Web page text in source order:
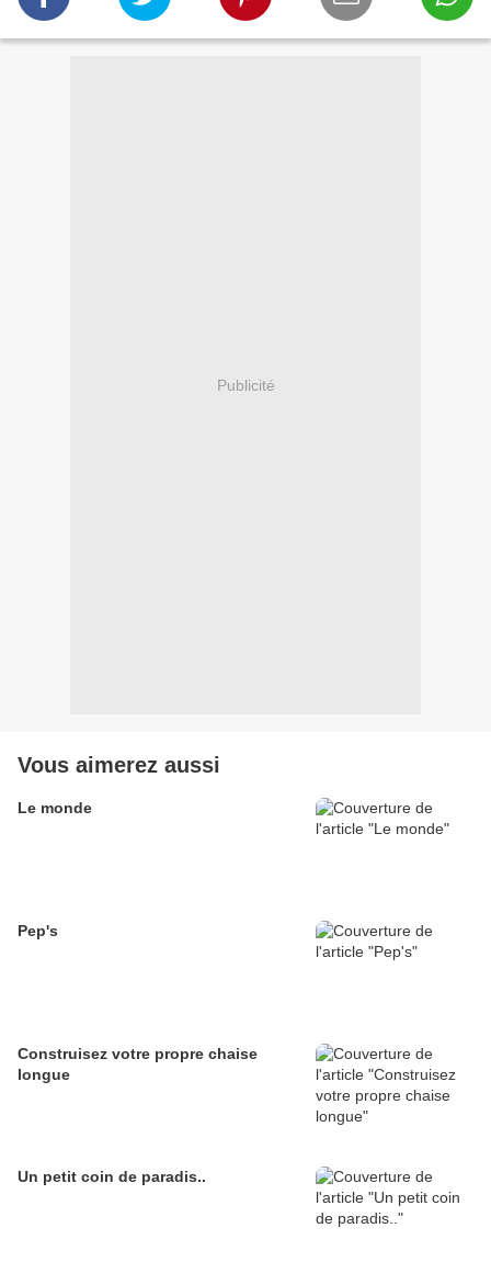
Publicité
Vous aimerez aussi
Le monde
Pep's
Construisez votre propre chaise
longue
Un petit coin de paradis..